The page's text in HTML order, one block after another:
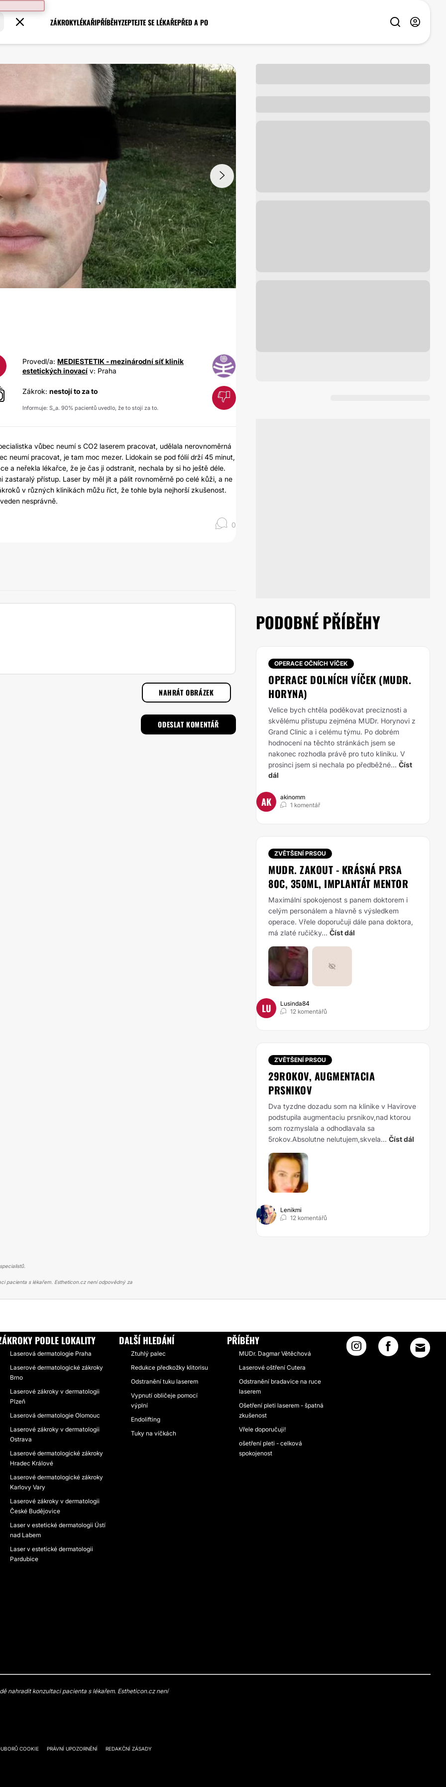
ZÁKROKYLÉKAŘIPŘÍBĚHYZEPTEJTE SE LÉKAŘEPŘED A PO
Provedl/a: MEDIESTETIK - mezinárodní síť klinik
estetických inovací v: Praha
Zákrok: nestojí to za to
Informuje: S_a. 90% pacientů uvedlo, že to stojí za to.
vůbec neumí s CO2 laserem pracovat, udělala nerovnoměrná
neumí pracovat, je tam moc mezer. Lidokain se pod fólií drží 45 minut,
a neřekla lékařce, že je čas ji odstranit, nechala by si ho ještě déle.
přístup. Laser by měl jít a pálit rovnoměrně po celé kůži, a ne
v různých klinikách můžu říct, že tohle byla nejhorší zkušenost.
nesprávně.
0
NAHRÁT OBRÁZEK
PODOBNÉ PŘÍBĚHY
OPERACE OČNÍCH VÍČEK
OPERACE DOLNÍCH VÍČEK (MUDR.
HORYNA)
Velice bych chtěla poděkovat preciznosti a
skvělému přístupu zejména MUDr. Horynovi z
Grand Clinic a i celému týmu. Po dobrém
hodnocení na těchto stránkách jsem se
nakonec rozhodla právě pro tuto kliniku. V
prosinci jsem si nechala po předběžné... Číst
dál
AK
akinomm
1 komentář
ZVĚTŠENÍ PRSOU
MUDR. ZAKOUT - KRÁSNÁ PRSA
80C, 350ML, IMPLANTÁT MENTOR
Maximální spokojenost s panem doktorem i
celým personálem a hlavně s výsledkem
operace. Vřele doporučuji dále pana doktora,
má zlaté ručičky... Číst dál
LU
Lusinda84
12 komentářů
ZVĚTŠENÍ PRSOU
29ROKOV, AUGMENTACIA
PRSNIKOV
Dva tyzdne dozadu som na klinike v Havirove
podstupila augmentaciu prsnikov,nad ktorou
som rozmyslala a odhodlavala sa
5rokov.Absolutne nelutujem,skvela... Číst dál
Lenikmi
12 komentářů
pacienta s lékařem. Estheticon.cz není odpovědný za
PODLE LOKALITY
Laserová dermatologie Praha
Laserové dermatologické zákroky
Brno
Laserové zákroky v dermatologii
Plzeň
Laserová dermatologie Olomouc
Laserové zákroky v dermatologii
Ostrava
Laserové dermatologické zákroky
Hradec Králové
Laserové dermatologické zákroky
Karlovy Vary
Laserové zákroky v dermatologii
České Budějovice
Laser v estetické dermatologii Ústí
nad Labem
Laser v estetické dermatologii
Pardubice
DALŠÍ HLEDÁNÍ
Ztuhlý palec
Redukce předkožky klitorisu
Odstranění tuku laserem
Vypnutí obličeje pomocí
výplní
Endolifting
Tuky na víčkách
PŘÍBĚHY
MUDr. Dagmar Větěchová
Laserové oštření Cutera
Odstranění bradavice na ruce
laserem
Ošetření pleti laserem - špatná
zkušenost
Vřele doporučuji!
ošetření pleti - celková
spokojenost
nahradit konzultaci pacienta s lékařem. Estheticon.cz není
COOKIE PRÁVNÍ UPOZORNĚNÍ REDAKČNÍ ZÁSADY